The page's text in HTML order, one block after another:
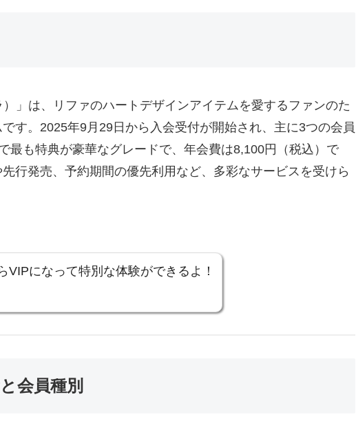
」は、リファのハートデザインアイテムを愛するファンのた
す。2025年9月29日から入会受付が開始され、主に3つの会員
最も特典が豪華なグレードで、年会費は8,100円（税込）で
行発売、予約期間の優先利用など、多彩なサービスを受けら
VIPになって特別な体験ができるよ！
会員種別